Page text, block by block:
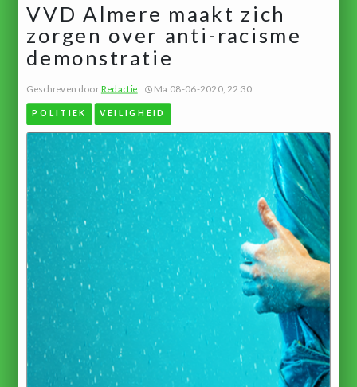
VVD Almere maakt zich
zorgen over anti-racisme
demonstratie
Geschreven doorRedactie Ma 08-06-2020, 22:30
POLITIEK VEILIGHEID